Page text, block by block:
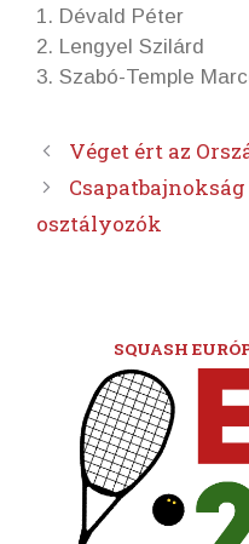
1. Dévald Péter
2. Lengyel Szilárd
3. Szabó-Temple
Véget ért az
osztályozók
SQUASH